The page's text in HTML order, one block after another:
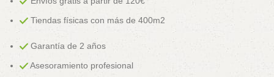
Tiendas físicas con más de 400m2
Garantía de 2 años
Asesoramiento profesional